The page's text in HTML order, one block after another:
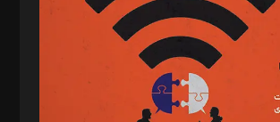
آرش برهمند، یسنا امان‌پور، سروش کرمیان،
ابوالفضل رجبی، زهرا فکرانه، فائزه فتحی